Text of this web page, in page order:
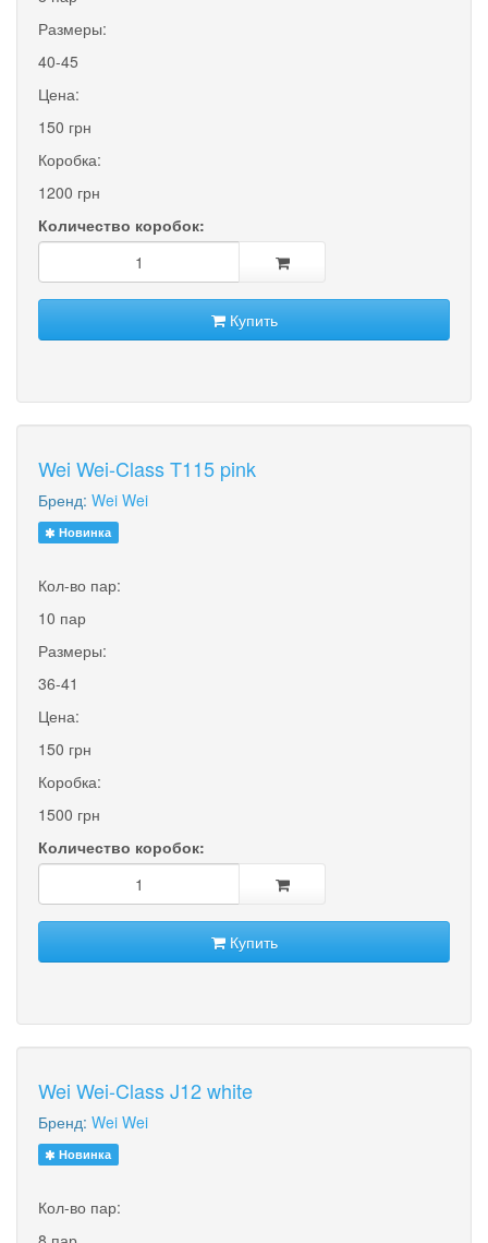
Размеры:
40-45
Цена:
150 грн
Коробка:
1200 грн
Количество коробок:
Купить
Wei Wei-Class T115 pink
Бренд: Wei Wei
Новинка
Кол-во пар:
10 пар
Размеры:
36-41
Цена:
150 грн
Коробка:
1500 грн
Количество коробок:
Купить
Wei Wei-Class J12 white
Бренд: Wei Wei
Новинка
Кол-во пар: